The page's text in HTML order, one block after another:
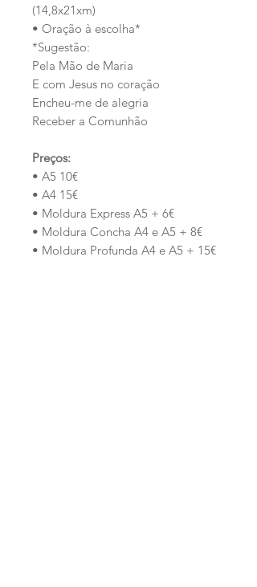
(14,8x21xm)
• Oração à escolha*
*Sugestão:
Pela Mão de Maria
E com Jesus no coração
Encheu-me de alegria
Receber a Comunhão
Preços:
• A5 10€
• A4 15€
• Moldura Express A5 + 6€
• Moldura Concha A4 e A5 + 8€
• Moldura Profunda A4 e A5 + 15€